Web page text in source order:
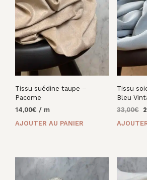
Tissu suédine taupe –
Pacome
14,00€ / m
AJOUTER AU PANIER
Tissu
Bleu
33,00€